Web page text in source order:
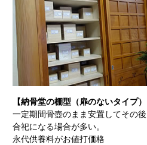
【納骨堂の棚型（扉のないタイプ）
一定期間骨壺のまま安置してその後
合祀になる場合が多い。
永代供養料がお値打価格